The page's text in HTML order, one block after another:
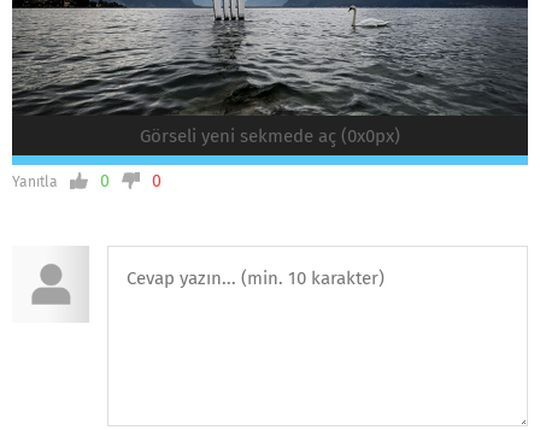
Görseli yeni sekmede aç (0x0px)
Yanıtla 0 0